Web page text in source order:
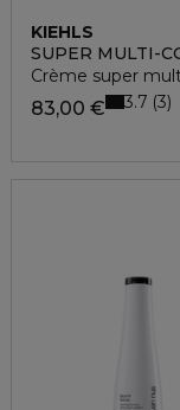
KIEHLS
SUPER MULTI-
Crème super
83,00 € 3.7 3